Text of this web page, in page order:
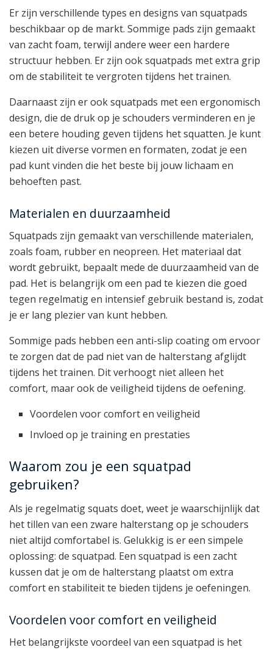
Er zijn verschillende types en designs van squatpads
beschikbaar op de markt. Sommige pads zijn gemaakt
van zacht foam, terwijl andere weer een hardere
structuur hebben. Er zijn ook squatpads met extra grip
om de stabiliteit te vergroten tijdens het trainen.
Daarnaast zijn er ook squatpads met een ergonomisch
design, die de druk op je schouders verminderen en je
een betere houding geven tijdens het squatten. Je kunt
kiezen uit diverse vormen en formaten, zodat je een
pad kunt vinden die het beste bij jouw lichaam en
behoeften past.
Materialen en duurzaamheid
Squatpads zijn gemaakt van verschillende materialen,
zoals foam, rubber en neopreen. Het materiaal dat
wordt gebruikt, bepaalt mede de duurzaamheid van de
pad. Het is belangrijk om een pad te kiezen die goed
tegen regelmatig en intensief gebruik bestand is, zodat
je er lang plezier van kunt hebben.
Sommige pads hebben een anti-slip coating om ervoor
te zorgen dat de pad niet van de halterstang afglijdt
tijdens het trainen. Dit verhoogt niet alleen het
comfort, maar ook de veiligheid tijdens de oefening.
Voordelen voor comfort en veiligheid
Invloed op je training en prestaties
Waarom zou je een squatpad
gebruiken?
Als je regelmatig squats doet, weet je waarschijnlijk dat
het tillen van een zware halterstang op je schouders
niet altijd comfortabel is. Gelukkig is er een simpele
oplossing: de squatpad. Een squatpad is een zacht
kussen dat je om de halterstang plaatst om extra
comfort en stabiliteit te bieden tijdens je oefeningen.
Voordelen voor comfort en veiligheid
Het belangrijkste voordeel van een squatpad is het